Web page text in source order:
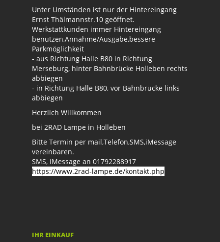
Unter Umständen ist nur der Hintereingang
Ernst Thälmannstr.10 geöffnet.
Werkstattkunden immer Hintereingang
benutzen,Annahme/Ausgabe,bessere
Parkmöglichkeit
- aus Richtung Halle B80 in Richtung
Merseburg, hinter Bahnbrücke Holleben rechts
abbiegen
- in Richtung Halle B80, vor Bahnbrücke links
abbiegen
Herzlich Willkommen
bei 2RAD Lampe in Holleben
Bitte Termin per mail,Telefon,SMS,iMessage
vereinbaren.
SMS, iMessage an 01792288917
https://www.2rad-lampe.de/kontakt.php
IHR EINKAUF